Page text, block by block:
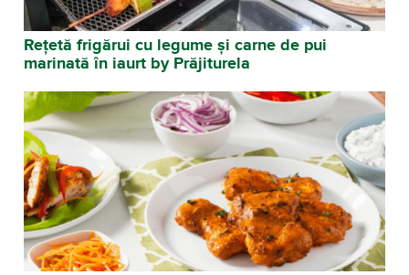
Rețetă frigărui cu legume și carne de pui
marinată în iaurt by Prăjiturela